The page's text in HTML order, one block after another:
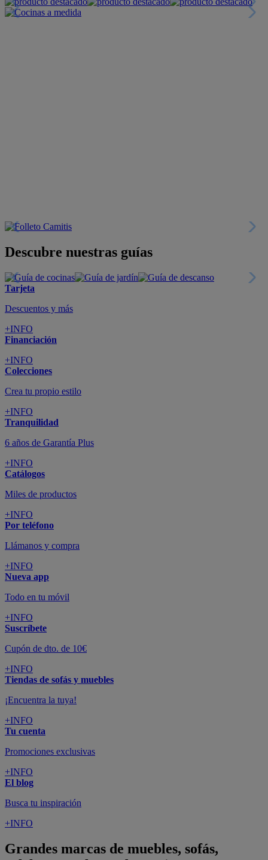
Descubre nuestras guías
Tarjeta
Descuentos y más
+INFO
Financiación
+INFO
Colecciones
Crea tu propio estilo
+INFO
Tranquilidad
6 años de Garantía Plus
+INFO
Catálogos
Miles de productos
+INFO
Por teléfono
Llámanos y compra
+INFO
Nueva app
Todo en tu móvil
+INFO
Suscríbete
Cupón de dto. de 10€
+INFO
Tiendas de sofás y muebles
¡Encuentra la tuya!
+INFO
Tu cuenta
Promociones exclusivas
+INFO
El blog
Busca tu inspiración
+INFO
Grandes marcas de muebles, sofás,